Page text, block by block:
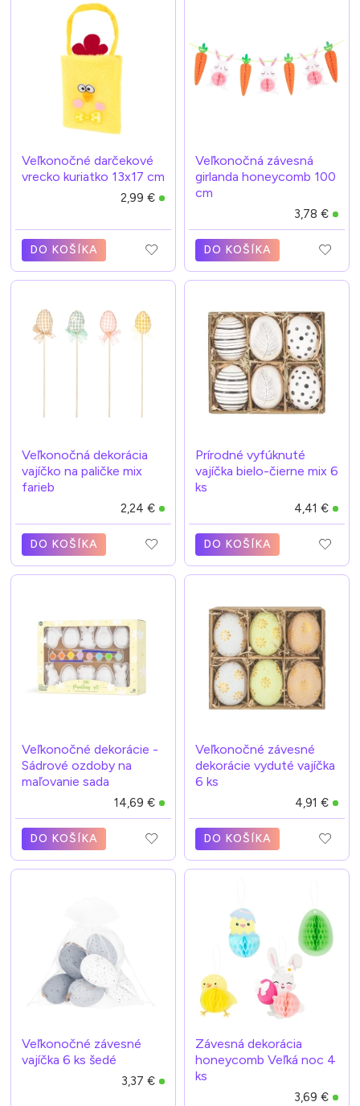
Veľkonočné darčekové
vrecko kuriatko 13x17 cm
2,99 €
DO KOŠÍKA
Veľkonočná závesná
girlanda honeycomb 100
cm
3,78 €
DO KOŠÍKA
Veľkonočná dekorácia
vajíčko na paličke mix
farieb
2,24 €
DO KOŠÍKA
Prírodné vyfúknuté
vajíčka bielo-čierne mix 6
ks
4,41 €
DO KOŠÍKA
Veľkonočné dekorácie -
Sádrové ozdoby na
maľovanie sada
14,69 €
DO KOŠÍKA
Veľkonočné závesné
dekorácie vyduté vajíčka
6 ks
4,91 €
DO KOŠÍKA
Veľkonočné závesné
vajíčka 6 ks šedé
3,37 €
Závesná dekorácia
honeycomb Veľká noc 4
ks
3,69 €